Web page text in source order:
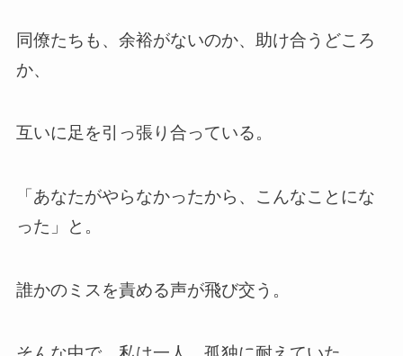
同僚たちも、余裕がないのか、助け合うどころ
か、
互いに足を引っ張り合っている。
「あなたがやらなかったから、こんなことにな
った」と。
誰かのミスを責める声が飛び交う。